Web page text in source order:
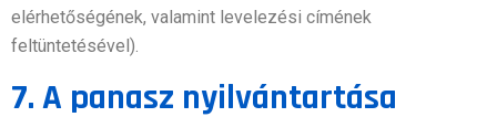
elérhetőségének, valamint levelezési címének
feltüntetésével).
7. A panasz nyilvántartása